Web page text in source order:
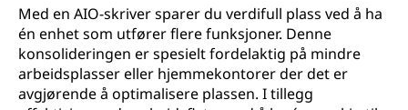
Med en AIO-skriver sparer du verdifull plass ved å ha
én enhet som utfører flere funksjoner. Denne
konsolideringen er spesielt fordelaktig på mindre
arbeidsplasser eller hjemmekontorer der det er
avgjørende å optimalisere plassen. I tillegg